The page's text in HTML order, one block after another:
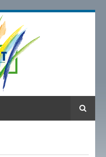
Suche